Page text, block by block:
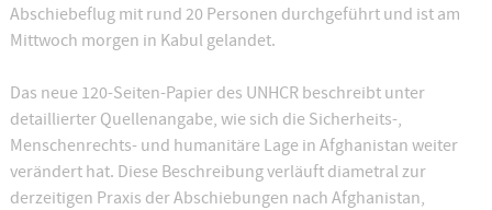
Abschiebeflug mit rund 20 Personen durchgeführt und ist am
Mittwoch morgen in Kabul gelandet.
Das neue 120-Seiten-Papier des UNHCR beschreibt unter
detaillierter Quellenangabe, wie sich die Sicherheits-,
Menschenrechts- und humanitäre Lage in Afghanistan weiter
verändert hat. Diese Beschreibung verläuft diametral zur
derzeitigen Praxis der Abschiebungen nach Afghanistan,